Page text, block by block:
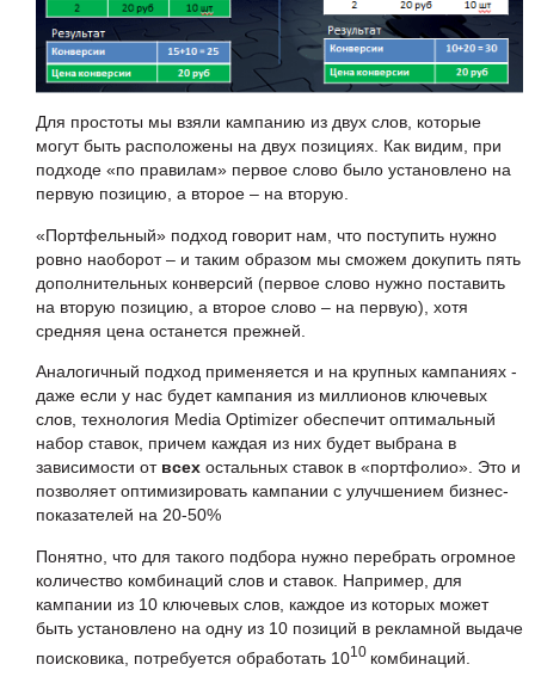
Для простоты мы взяли кампанию из двух слов, которые
могут быть расположены на двух позициях. Как видим, при
подходе «по правилам» первое слово было установлено на
первую позицию, а второе – на вторую.
«Портфельный» подход говорит нам, что поступить нужно
ровно наоборот – и таким образом мы сможем докупить пять
дополнительных конверсий (первое слово нужно поставить
на вторую позицию, а второе слово – на первую), хотя
средняя цена останется прежней.
Аналогичный подход применяется и на крупных кампаниях -
даже если у нас будет кампания из миллионов ключевых
слов, технология Media Optimizer обеспечит оптимальный
набор ставок, причем каждая из них будет выбрана в
зависимости от всех остальных ставок в «портфолио». Это и
позволяет оптимизировать кампании с улучшением бизнес-
показателей на 20-50%
Понятно, что для такого подбора нужно перебрать огромное
количество комбинаций слов и ставок. Например, для
кампании из 10 ключевых слов, каждое из которых может
быть установлено на одну из 10 позиций в рекламной выдаче
поисковика, потребуется обработать 1010 комбинаций.